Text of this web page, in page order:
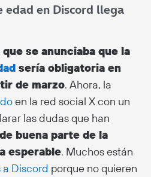
edad en Discord llega
se anunciaba que la
sería obligatoria en
de marzo. Ahora, la
en la red social X con un
las dudas que han
buena parte de la
esperable. Muchos están
Discord porque no quieren